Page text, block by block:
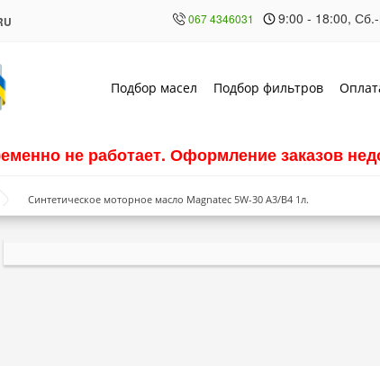
067 4346031 9:00 - 18:00,
Подбор масел Подбор фильтров
не работает. Оформление заказов
Синтетическое моторное масло Magnatec 5W-30 A3/B4 1л.